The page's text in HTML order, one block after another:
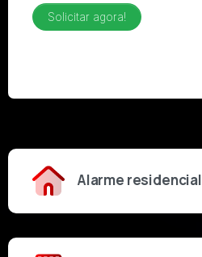
Alarme residencial